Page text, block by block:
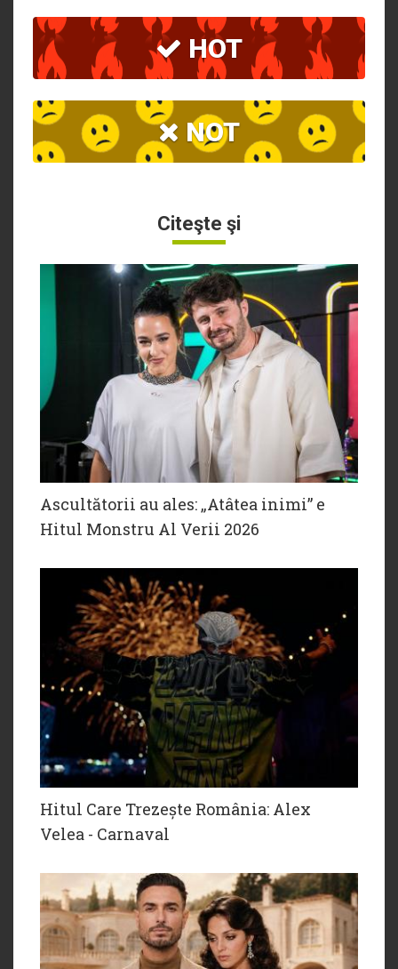
HOT
NOT
Citeşte şi
Ascultătorii au ales: „Atâtea inimi” e
Hitul Monstru Al Verii 2026
Hitul Care Trezește România: Alex
Velea - Carnaval